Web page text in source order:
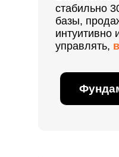
стабильно
базы,
интуитивно
управлять,